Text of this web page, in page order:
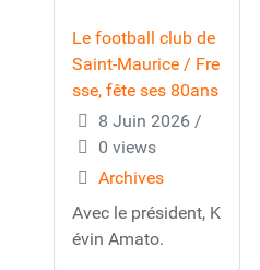
Le football club de
Saint-Maurice / Fre
sse, fête ses 80ans
8 Juin 2026 /
0 views
Archives
Avec le président, K
évin Amato.